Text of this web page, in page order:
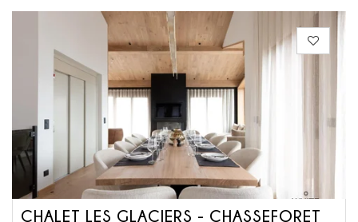
CHALET LES GLACIERS - CHASSEFORET